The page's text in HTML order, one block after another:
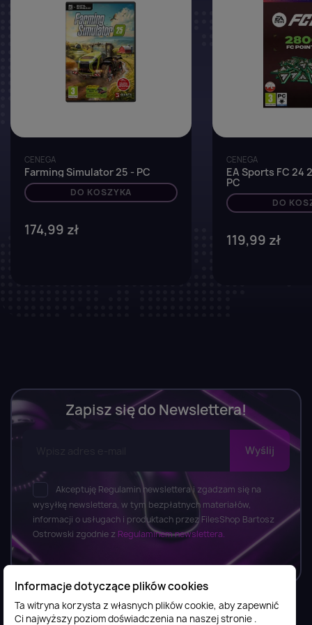
CENEGA
Farming Simulator 25 - PC
DO KOSZYKA
174,99 zł
CENEGA
EA Sports FC 24
PC
DO
119,99 zł
Zapisz się do Newslettera!
Akceptuję Regulamin newslettera i zgadzam się na
wysyłkę newslettera, w tym bezpłatnych materiałów,
informacji o usługach i produktach przez FilesShop Bartosz
Ostrowski zgodnie z Regulaminem newslettera.
Informacje dotyczące plików cookies
Ta witryna korzysta z własnych plików cookie, aby zapewnić
Ci najwyższy poziom doświadczenia na naszej stronie .